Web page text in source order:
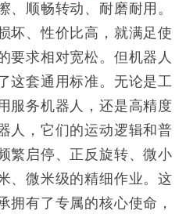
、顺畅转动、耐磨耐用。
坏、性价比高，就满足使
要求相对宽松。但机器人
这套通用标准。无论是工
服务机器人，还是高精度
人，它们的运动逻辑和普
繁启停、正反旋转、微小
、微米级的精细作业。这
拥有了专属的核心使命，